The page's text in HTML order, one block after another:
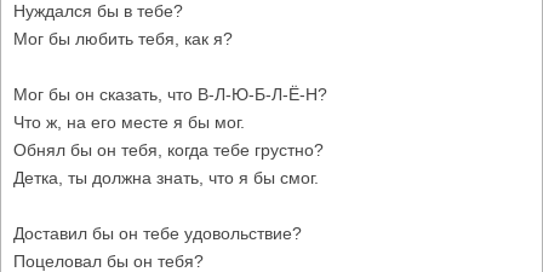
Нуждался бы в тебе?
Мог бы любить тебя, как я?
Мог бы он сказать, что В-Л-Ю-Б-Л-Ё-Н?
Что ж, на его месте я бы мог.
Обнял бы он тебя, когда тебе грустно?
Детка, ты должна знать, что я бы смог.
Доставил бы он тебе удовольствие?
Поцеловал бы он тебя?